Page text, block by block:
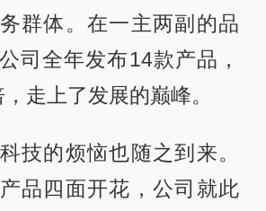
群体。在一主两副的品
司全年发布14款产品，
走上了发展的巅峰。
技的烦恼也随之到来。
品四面开花，公司就此